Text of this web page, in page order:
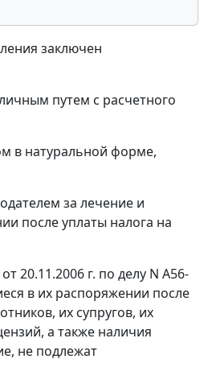
заключен
путем с расчетного
в натуральной форме,
за лечение и
после уплаты налога на
20.11.2006 г. по делу N А56-
в их распоряжении после
их супругов, их
а также наличия
не подлежат